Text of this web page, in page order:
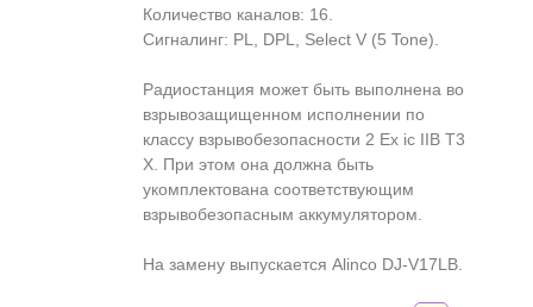
Количество каналов: 16.
Сигналинг: PL, DPL, Select V (5 Tone).
Радиостанция может быть выполнена во
взрывозащищенном исполнении по
классу взрывобезопасности 2 Ex ic IIB T3
X. При этом она должна быть
укомплектована соответствующим
взрывобезопасным аккумулятором.
На замену выпускается Alinco DJ-V17LB.